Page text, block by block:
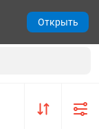
Открыть